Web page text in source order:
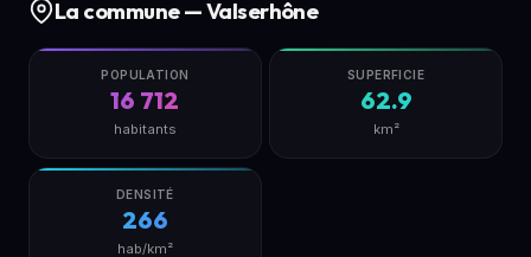
La commune — Valserhône
POPULATION
16 712
habitants
SUPERFICIE
62.9
km²
DENSITÉ
266
hab/km²